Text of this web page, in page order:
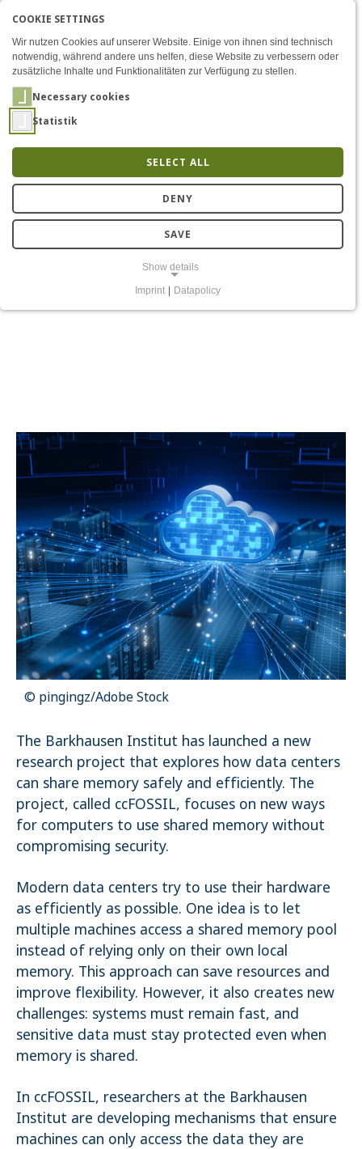
Zum Inhalt
ccFOSSIL launches:
AKTIVE SPRACHE:
ENDE
ccFossil: Making Shared
Data Center Memory
© pingingz/Adobe Stock
The Barkhausen Institut has launched a new
research project that explores how data centers
can share memory safely and efficiently. The
project, called ccFOSSIL, focuses on new ways
for computers to use shared memory without
compromising security.
Modern data centers try to use their hardware
as efficiently as possible. One idea is to let
multiple machines access a shared memory pool
instead of relying only on their own local
memory. This approach can save resources and
improve flexibility. However, it also creates new
challenges: systems must remain fast, and
sensitive data must stay protected even when
memory is shared.
In ccFOSSIL, researchers at the Barkhausen
Institut are developing mechanisms that ensure
machines can only access the data they are
COOKIE SETTINGS
Wir nutzen Cookies auf unserer Website. Einige von ihnen sind technisch
notwendig, während andere uns helfen, diese Website zu verbessern oder
zusätzliche Inhalte und Funktionalitäten zur Verfügung zu stellen.
Necessary cookies
Statistik
SELECT ALL
DENY
SAVE
Show details
Notwendige Cookies ermöglichen grundlegende Funktionen und sind
Dieser Cookie speichert die ausgewählten Einverständnis-
Optionen des Benutzers
Cookie duration:
STATISTIK
Statistik Cookies erfassen Informationen anonym. Diese Informationen
helfen uns zu verstehen, wie unsere Besucher unsere Website nutzen.
Es werden keine Daten an Drittanbieter übermittelt.
Matomo
Name:
_pk_id.1.4143
Cookie duration:
Name:
_pk_ses.1.4143
Imprint | Datapolicy